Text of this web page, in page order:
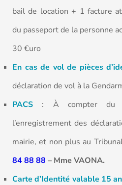
bail de location + 1 facture
du passeport de la personne
30 €uro
En cas de vol de pièces
déclaration de vol à la
PACS : À compter du
l’enregistrement des
mairie, et non plus au
84 88 88 – Mme VAONA.
Carte d’Identité valable 15